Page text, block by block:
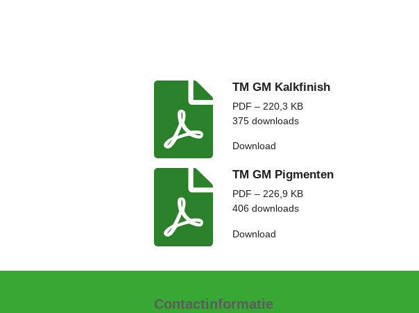
TM GM Kalkfinish
PDF – 220,3 KB
375 downloads
Download
TM GM Pigmenten
PDF – 226,9 KB
406 downloads
Download
Contactinformatie